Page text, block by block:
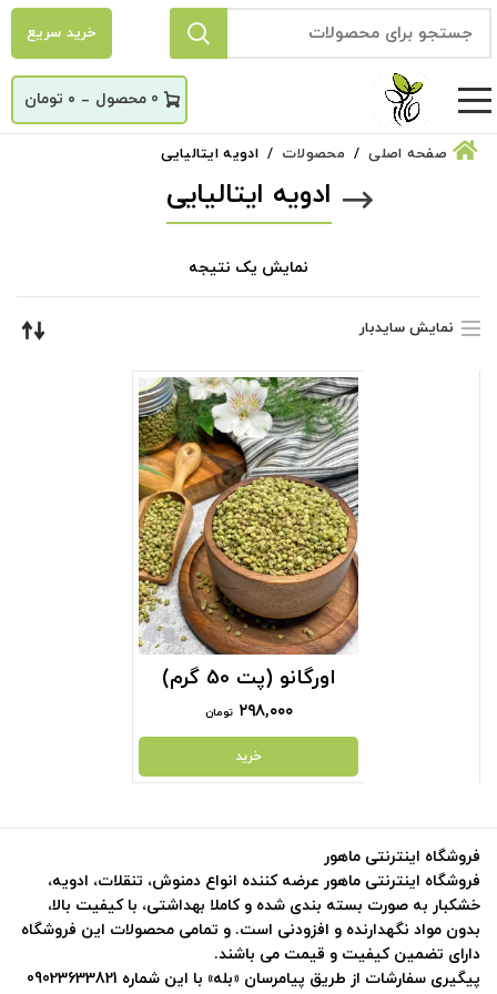
خرید سریع
0
_ ۰ تومان
صفحه اصلی محصولات ادویه ایتالیایی
ادویه ایتالیایی
نمایش یک نتیجه
نمایش سایدبار
اورگانو (پت 50 گرم)
۲۹۸,۰۰۰ تومان
خرید
فروشگاه اینترنتی ماهور
فروشگاه اینترنتی ماهور عرضه کننده انواع دمنوش، تنقلات، ادویه،
خشکبار به صورت بسته بندی شده و کاملا بهداشتی، با کیفیت بالا،
بدون مواد نگهدارنده و افزودنی است. و تمامی محصولات این فروشگاه
دارای تضمین کیفیت و قیمت می باشند.
پیگیری سفارشات از طریق پیامرسان «بله» با این شماره 09023633821